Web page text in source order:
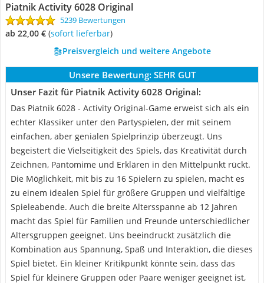
Piatnik Activity 6028 Original
5239 Bewertungen
ab 22,00 € ( Sofort lieferbar)
Preisvergleich und weitere Angebote
Unsere Bewertung: SEHR GUT
Unser Fazit für Piatnik Activity 6028 Original:
Das Piatnik 6028 - Activity Original-Game erweist sich als ein
echter Klassiker unter den Partyspielen, der mit seinem
einfachen, aber genialen Spielprinzip überzeugt. Uns
begeistert die Vielseitigkeit des Spiels, das Kreativität durch
Zeichnen, Pantomime und Erklären in den Mittelpunkt rückt.
Die Möglichkeit, mit bis zu 16 Spielern zu spielen, macht es
zu einem idealen Spiel für größere Gruppen und vielfältige
Spieleabende. Auch die breite Altersspanne ab 12 Jahren
macht das Spiel für Familien und Freunde unterschiedlicher
Altersgruppen geeignet. Uns beeindruckt zusätzlich die
Kombination aus Spannung, Spaß und Interaktion, die dieses
Spiel bietet. Ein kleiner Kritikpunkt könnte sein, dass das
Spiel für kleinere Gruppen oder Paare weniger geeignet ist,